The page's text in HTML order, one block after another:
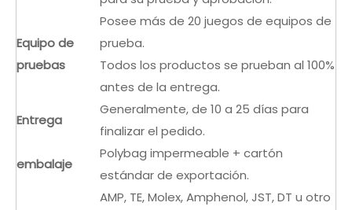
Equipo de
pruebas
Posee más de 20 juegos de equipos de
prueba.
Todos los productos se prueban al 100%
antes de la entrega.
Entrega
Generalmente, de 10 a 25 días para
finalizar el pedido.
embalaje
Polybag impermeable + cartón
estándar de exportación.
AMP, TE, Molex, Amphenol, JST, DT u otro